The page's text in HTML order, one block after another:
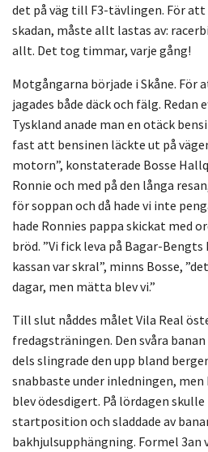
det på väg till F3-tävlingen. För
skadan, måste allt lastas av:
allt. Det tog timmar, varje gång!
Motgångarna började i Skåne. För
jagades både däck och fälg. Redan
Tyskland anade man en otäck
fast att bensinen läckte ut på
motorn”, konstaterade Bosse
Ronnie och med på den långa
för soppan och då hade vi inte
hade Ronnies pappa skickat med
bröd. ”Vi fick leva på Bagar-
kassan var skral”, minns Bosse,
dagar, men mätta blev vi.”
Till slut nåddes målet Vila Real
fredagsträningen. Den svåra
dels slingrade den upp bland
snabbaste under inledningen,
blev ödesdigert. På lördagen
startposition och sladdade av
bakhjulsupphängning. Formel 3an